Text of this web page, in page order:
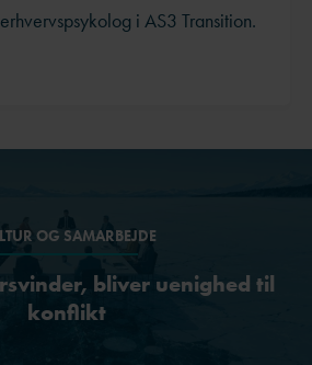
i AS3 Transition.
OG SAMARBEJDE
bliver uenighed til
konflikt